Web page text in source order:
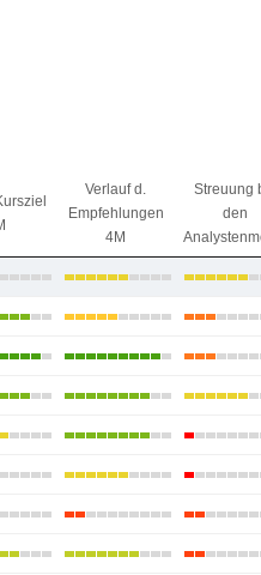
Verlauf d.
Empfehlungen
4M
Streuung
den